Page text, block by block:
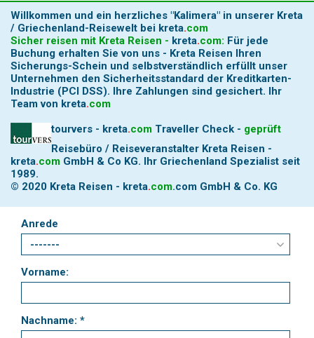
Willkommen und ein herzliches "Kalimera" in unserer Kreta
/ Griechenland-Reisewelt bei kreta.com
Sicher reisen mit Kreta Reisen - kreta.com: Für jede
Buchung erhalten Sie von uns - Kreta Reisen Ihren
Sicherungs-Schein und selbstverständlich erfüllt unser
Unternehmen den Sicherheitsstandard der Kreditkarten-
Industrie (PCI DSS). Ihre Zahlungen sind gesichert.
Ihr
Team von kreta.com
tourvers - kreta.com Traveller Check - geprüft
Reisebüro / Reiseveranstalter Kreta Reisen -
kreta.com GmbH & Co KG. Ihr Griechenland Spezialist seit
1989.
© 2020 Kreta Reisen - kreta.com.com GmbH & Co. KG
Anrede
Vorname:
Nachname: *